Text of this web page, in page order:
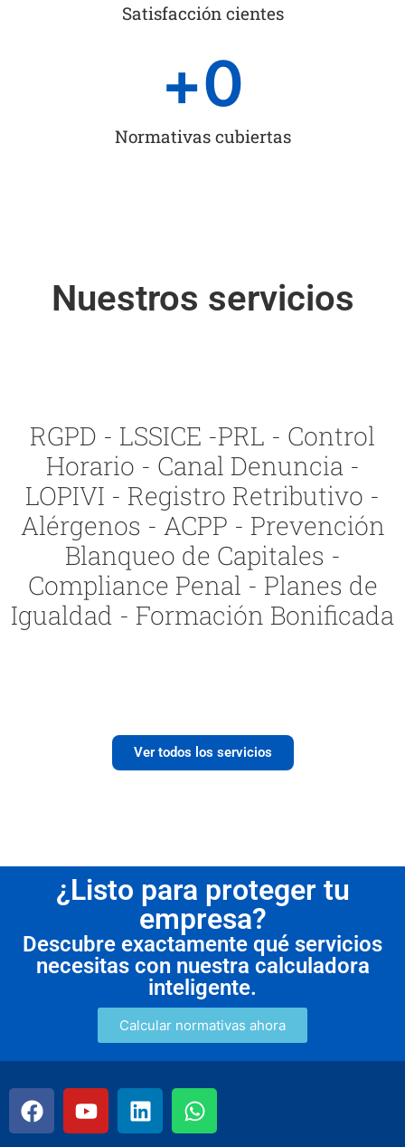
Satisfacción cientes
Normativas cubiertas
+0
Nuestros servicios
RGPD - LSSICE -PRL - Control
Horario - Canal Denuncia -
LOPIVI - Registro Retributivo -
Alérgenos - ACPP - Prevención
Blanqueo de Capitales -
Compliance Penal - Planes de
Igualdad - Formación Bonificada
Ver todos los servicios
¿Listo para proteger tu
empresa?
Descubre exactamente qué servicios
necesitas con nuestra calculadora
inteligente.
Calcular normativas ahora